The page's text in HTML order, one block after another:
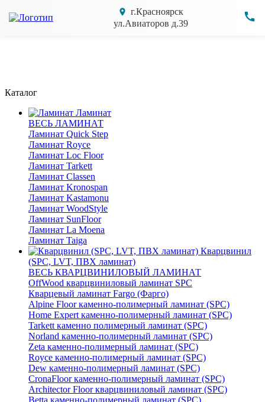
г.Красноярск
ул.Авиаторов д.39
Каталог
Ламинат
ВЕСЬ ЛАМИНАТ
Ламинат Quick Step
Ламинат Royce
Ламинат Loc Floor
Ламинат Tarkett
Ламинат Classen
Ламинат Kronospan
Ламинат Kastamonu
Ламинат WoodStyle
Ламинат SunFloor
Ламинат La Moena
Ламинат Taiga
Кварцвинил
(SPC, LVT, ПВХ ламинат)
ВЕСЬ КВАРЦВИНИЛОВЫЙ ЛАМИНАТ
OffWood кварцвиниловый ламинат SPC
Кварцевый ламинат Fargo (Фарго)
Alpine Floor каменно-полимерный ламинат (SPC)
Home Expert каменно-полимерный ламинат (SPC)
Tarkett каменно полимерный ламинат (SPC)
Norland каменно-полимерный ламинат (SPC)
Zeta каменно-полимерный ламинат (SPC)
Royce каменно-полимерный ламинат (SPC)
Dew каменно-полимерный ламинат (SPC)
CronaFloor каменно-полимерный ламинат (SPC)
Architector Floor кварцвиниловый ламинат (SPC)
Betta каменно-полимерный ламинат (SPC)